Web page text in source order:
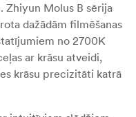
Zhiyun Molus B sērija
dažādām filmēšanas
no 2700K
ar krāsu atveidi,
krāsu precizitāti katrā